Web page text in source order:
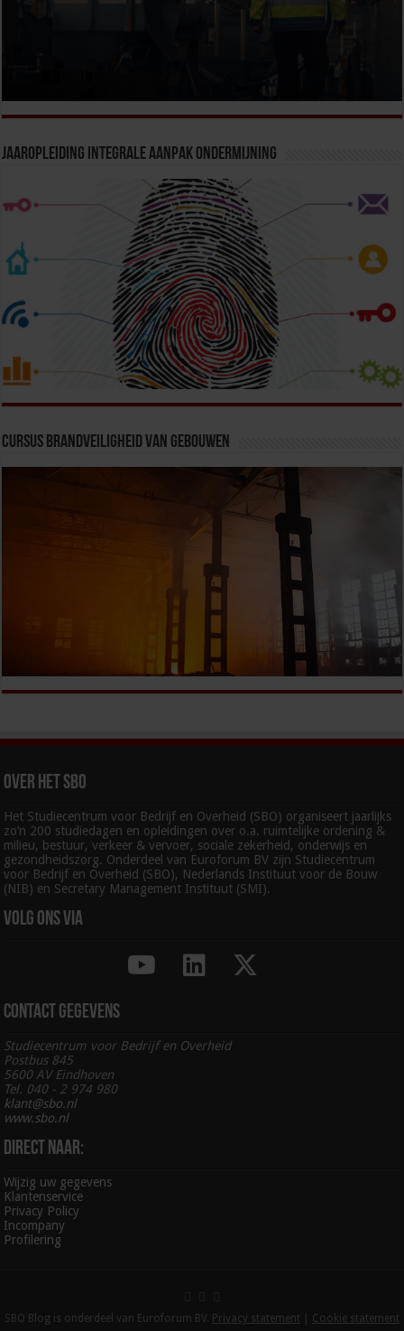
Jaaropleiding Integrale Aanpak Ondermijning
Cursus Brandveiligheid van Gebouwen
Over het SBO
Het Studiecentrum voor Bedrijf en Overheid (SBO) organiseert jaarlijks
zo’n 200 studiedagen en opleidingen over o.a. ruimtelijke ordening &
milieu, bestuur, verkeer & vervoer, sociale zekerheid, onderwijs en
gezondheidszorg. Onderdeel van Euroforum BV zijn Studiecentrum
voor Bedrijf en Overheid (SBO), Nederlands Instituut voor de Bouw
(NIB) en Secretary Management Instituut (SMI).
Volg ons via
Contact gegevens
Studiecentrum voor Bedrijf en Overheid
Postbus 845
5600 AV Eindhoven
Tel. 040 - 2 974 980
klant@sbo.nl
www.sbo.nl
Direct naar:
Wijzig uw gegevens
Klantenservice
Privacy Policy
Incompany
Profilering
SBO Blog is onderdeel van Euroforum BV. Privacy statement
Cookie statement